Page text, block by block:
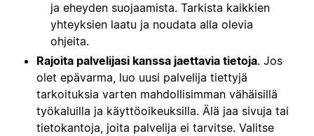
ja eheyden suojaamista. Tarkista kaikkien
yhteyksien laatu ja noudata alla olevia
ohjeita.
Rajoita palvelijasi kanssa jaettavia tietoja. Jos
olet epävarma, luo uusi palvelija tiettyjä
tarkoituksia varten mahdollisimman vähäisillä
työkaluilla ja käyttöoikeuksilla. Älä jaa sivuja tai
tietokantoja, joita palvelija ei tarvitse. Valitse